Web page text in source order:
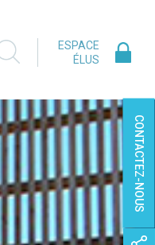
ESPACE
ÉLUS
CONTACTEZ-NOUS